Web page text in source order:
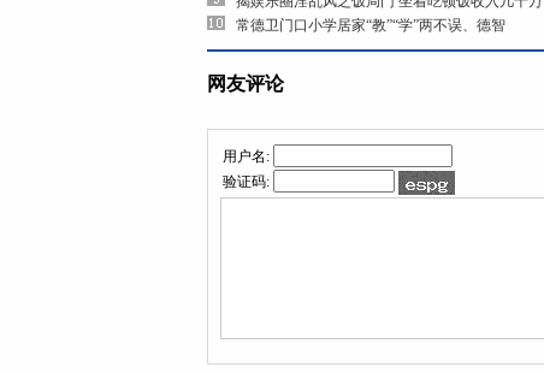
常德卫门口小学居家“教”“学”两不误、德智
网友评论
用户名:
验证码: